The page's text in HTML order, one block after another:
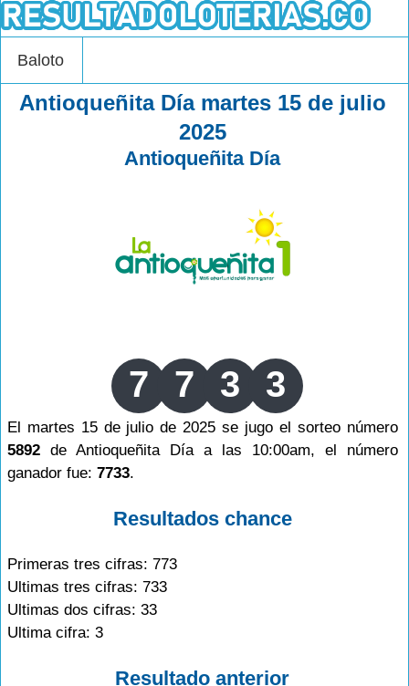
Baloto
Antioqueñita Día martes 15 de julio
2025
Antioqueñita Día
7 7 3 3
El martes 15 de julio de 2025 se jugo el sorteo número
5892 de Antioqueñita Día a las 10:00am, el número
ganador fue: 7733.
Resultados chance
Primeras tres cifras: 773
Ultimas tres cifras: 733
Ultimas dos cifras: 33
Ultima cifra: 3
Resultado anterior